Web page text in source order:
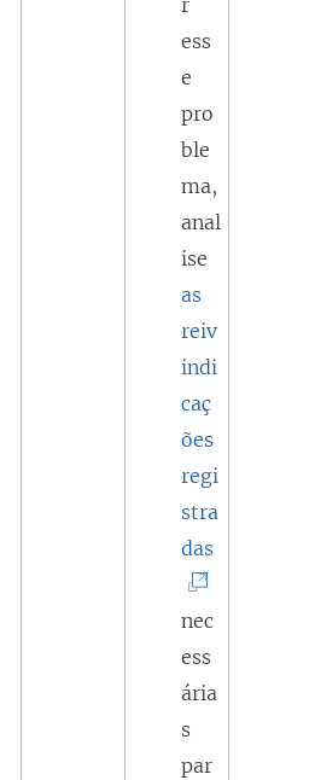
r
ess
e
pro
ble
ma,
anal
ise
as
reiv
indi
caç
ões
regi
stra
das
l
n
nec
ess
ária
s
par